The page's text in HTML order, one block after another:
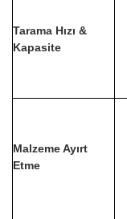
Tarama Hızı &
Kapasite
Malzeme Ayırt
Etme